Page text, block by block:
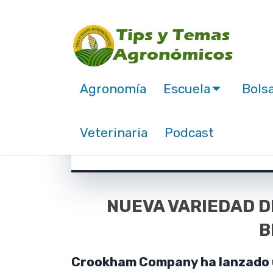
Agronomía Escuela
Veterinaria Podcast
febrero 5, 2020
NUEVA VARIEDAD
Crookham Company ha